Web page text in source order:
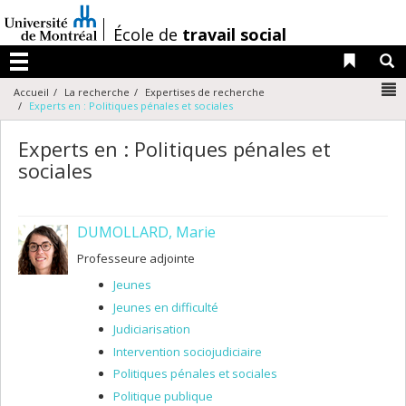
au
contenu
/École de travail social
Menu
Liens
Accueil La recherche
Expertises de recherche
Experts en : Politiques pénales et sociales
Experts en : Politiques pénales et
sociales
DUMOLLARD, Marie
Professeure adjointe
Jeunes
Jeunes en difficulté
Judiciarisation
Intervention sociojudiciaire
Politiques pénales et sociales
Politique publique